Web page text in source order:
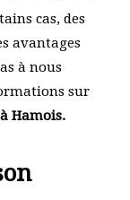
cas, des
avantages
à nous
sur
Hamois.